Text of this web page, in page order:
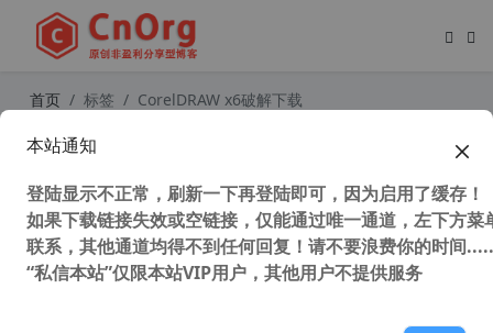
首页 标签 CorelDRAW x6破解下载
本）
本站通知
登陆显示不正常，刷新一下再登陆即可，因为启用了缓存！
如果下载链接失效或空链接，仅能通过唯一通道，左下方菜
联系，其他通道均得不到任何回复！请不要浪费你的时间
“私信本站”仅限本站VIP用户，其他用户不提供服务